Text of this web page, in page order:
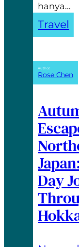
hanya…
Travel
Author:
Rose Chen
Day